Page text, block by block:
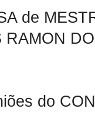
de
do